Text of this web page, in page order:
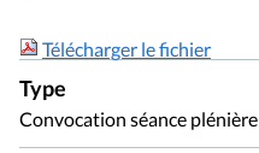
Télécharger le fichier
Type
Convocation séance plénière